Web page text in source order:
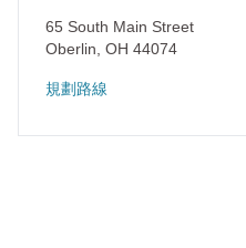
65 South Main Street
Oberlin OH 44074
規劃路線